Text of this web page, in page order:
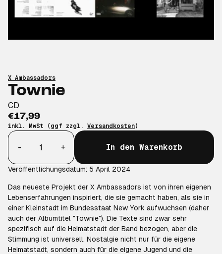
X Ambassadors
Townie
CD
€17,99
inkl. MwSt (ggf zzgl. Versandkosten)
Anzahl
-
+ In den Warenkorb
Veröffentlichungsdatum: 5 April 2024
Das neueste Projekt der X Ambassadors ist von ihren eigenen
Lebenserfahrungen inspiriert, die sie gemacht haben, als sie in
einer Kleinstadt im Bundesstaat New York aufwuchsen (daher
auch der Albumtitel "Townie"). Die Texte sind zwar sehr
spezifisch auf die Heimatstadt der Band bezogen, aber die
Stimmung ist universell. Nostalgie nicht nur für die eigene
Heimatstadt, sondern auch für die eigene Jugend und die